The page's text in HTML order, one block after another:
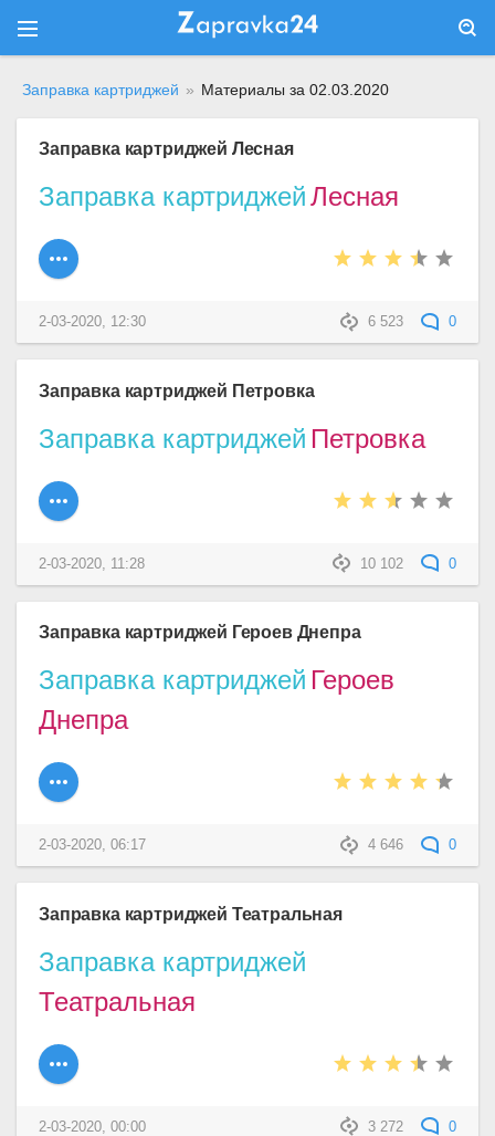
Заправка картриджей » Материалы за 02.03.2020
Заправка картриджей Лесная
Заправка картриджейЛесная
6 523 0
2-03-2020, 12:30
Заправка картриджей Петровка
Заправка картриджей Петровка
10 102 0
2-03-2020, 11:28
Заправка картриджей Героев Днепра
Заправка картриджей Героев
Днепра
4 646 0
2-03-2020, 06:17
Заправка картриджей Театральная
Заправка картриджей
Театральная
3 272 0
2-03-2020, 00:00